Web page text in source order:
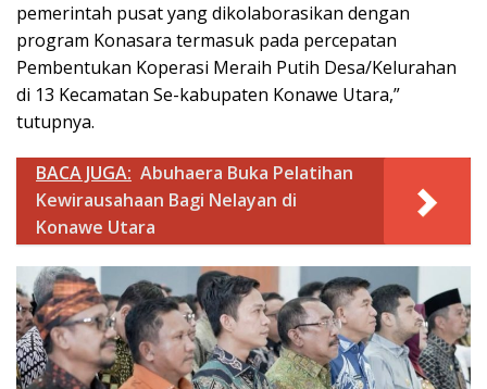
pemerintah pusat yang dikolaborasikan dengan
program Konasara termasuk pada percepatan
Pembentukan Koperasi Meraih Putih Desa/Kelurahan
di 13 Kecamatan Se-kabupaten Konawe Utara,”
tutupnya.
BACA JUGA: Abuhaera Buka Pelatihan
Kewirausahaan Bagi Nelayan di
Konawe Utara